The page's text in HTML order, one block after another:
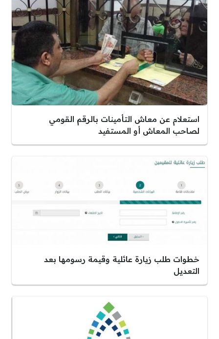
استعلام عن معاش التأمينات بالرقم القومي
لصاحب المعاش أو المستفيد
خطوات طلب زيارة عائلية وقيمة رسومها بعد
التعديل